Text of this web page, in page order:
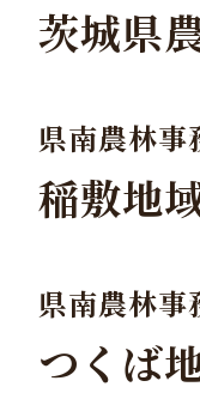
茨城県
県南農林事
稲敷地
県南農林事
つくば